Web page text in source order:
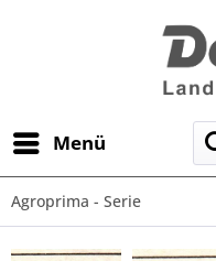
Menü
Agroprima - Serie